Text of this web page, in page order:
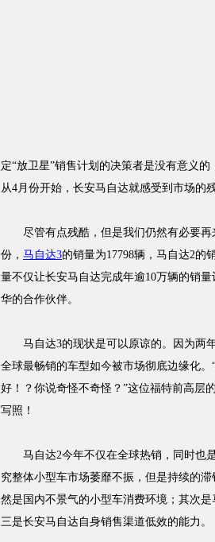
定“放卫星”销售计划的决策者是没有意义
从4月份开始，长安马自达就感受到市场的
尽管有点残酷，但是我们仍然有必要再
份， 马自达3的销量为17798辆，马自达2的
量不仅让长安马自达完成年逾10万辆的销
华的合作伙伴。
马自达3的现状是可以原谅的。因为两年
全球最畅销的车型如今被市场彻底边缘化
好！？你说奇怪不奇怪？”这位福特前高层
写照！
马自达2今年不仅在全球热销，同时也
究整体小型车市场萎靡不振，但是持续的
然是国内不景气的小型车消费环境；其次
三是长安马自达自身销售渠道低效的能力。